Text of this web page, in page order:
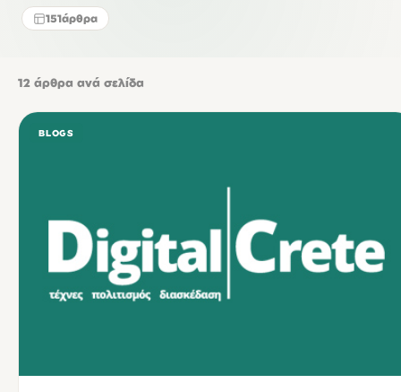
151άρθρα
12 άρθρα ανά σελίδα
BLOGS